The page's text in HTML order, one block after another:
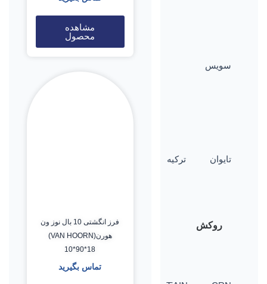
سویس
تایوان ترکیه
روکش
مشاهده
محصول
فرز انگشتی 10 بال نوز ون
هورن(VAN HOORN)
10*90*18
تماس بگیرید